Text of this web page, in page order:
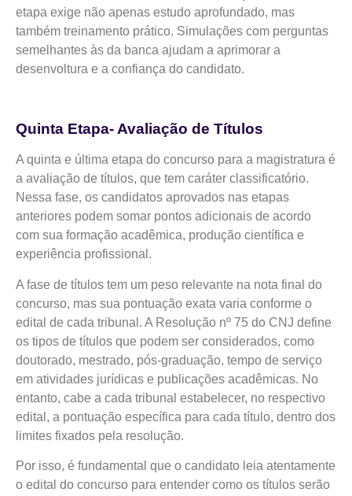
etapa exige não apenas estudo aprofundado, mas
também treinamento prático. Simulações com perguntas
semelhantes às da banca ajudam a aprimorar a
desenvoltura e a confiança do candidato.
Quinta Etapa- Avaliação de Títulos
A quinta e última etapa do concurso para a magistratura é
a avaliação de títulos, que tem caráter classificatório.
Nessa fase, os candidatos aprovados nas etapas
anteriores podem somar pontos adicionais de acordo
com sua formação acadêmica, produção científica e
experiência profissional.
A fase de títulos tem um peso relevante na nota final do
concurso, mas sua pontuação exata varia conforme o
edital de cada tribunal. A Resolução nº 75 do CNJ define
os tipos de títulos que podem ser considerados, como
doutorado, mestrado, pós-graduação, tempo de serviço
em atividades jurídicas e publicações acadêmicas. No
entanto, cabe a cada tribunal estabelecer, no respectivo
edital, a pontuação específica para cada título, dentro dos
limites fixados pela resolução.
Por isso, é fundamental que o candidato leia atentamente
o edital do concurso para entender como os títulos serão